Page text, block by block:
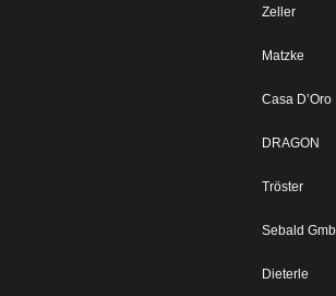
Zeller
Matzke
Casa D’Oro
DRAGON
Tröster
Sebald
Dieterle